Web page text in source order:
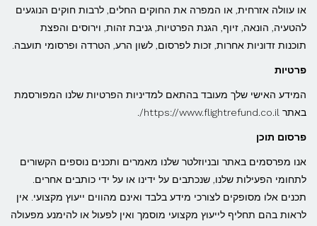
או עוולה אזרחית, או המפרה את החוקים החלים, לרבות חוקים הנוגעים
להטעיה, הונאה, זיוף, הגנת הפרטיות, גניבת זהות, וירוסים והפצת
תוכנות זדוניות אחרות, זכות לפרסום, לשון הרע, הטרדה ופרסומי תועבה.
פרטיות
המידע האישי שלך מעובד בהתאם למדיניות הפרטיות שלנו המפורסמת
באתר https://www.flightrefund.co.il/.
פרסום תוכן
אנו מפרסמים באתר ובניוזלטר שלנו מאמרים ותכנים נוספים הקשורים
לתחומי הפעילות שלנו, שנכתבים על ידינו או על ידי כותבים אחרים.
תכנים אלו מסופקים לצורכי מידע בלבד ואינם מהווים ייעוץ מקצועי. אין
לראות בהם תחליף לייעוץ מקצועי מוסמך ואין לפעול או להימנע מפעולה